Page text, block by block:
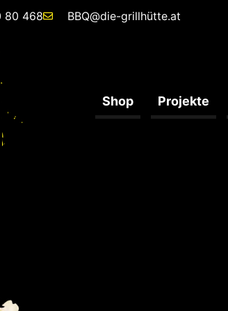
80 468 BBQ@die-grillhütte.at
Shop Projekte